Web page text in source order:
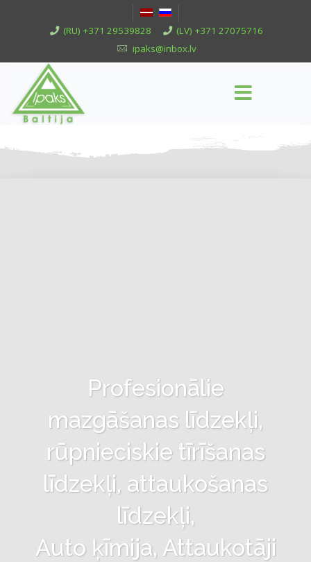
(RU) +371 29539828
(LV) +371 27075716
ipaks@inbox.lv
Profesionālie
mazgāšanas līdzekļi,
rūpnieciskie tīrīšanas
līdzekļi, attaukošanas
līdzekļi,
Auto ķīmija, Attaukotāji